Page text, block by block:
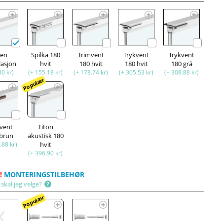
kr)
Spilka 180
hvit
(+ 155.18 kr)
Trimvent
180 hvit
(+ 178.74 kr)
Trykvent
180 hvit
(+ 305.53 kr)
Trykvent
180 grå
(+ 308.88 kr)
kr)
Populær
Titon
akustisk 180
hvit
(+ 396.90 kr)
MONTERINGSTILBEHØR
jeg velge?
Populær